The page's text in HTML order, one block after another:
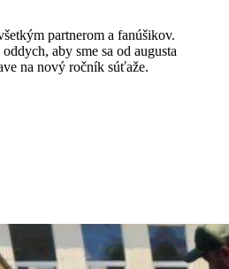
partnerom a fanúšikov.
aby sme sa od augusta
na nový ročník súťaže.